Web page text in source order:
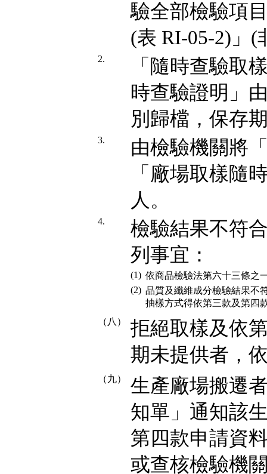
驗全部檢驗項
(表 RI-05-2)」(
2.
「隨時查驗取
時查驗證明」
別歸檔，保存
3.
由檢驗機關將
「廠場取樣隨
人。
4.
檢驗結果不符
列事宜：
(1) 依商品檢驗法第六十三條之
(2) 品質及纖維成分檢驗結果不
抽樣方式得依第三款及第四
（八）
拒絕取樣及依
期未提供者，
（九）
生產廠場搬遷
知單」通知該
第四款申請資
或查核檢驗機